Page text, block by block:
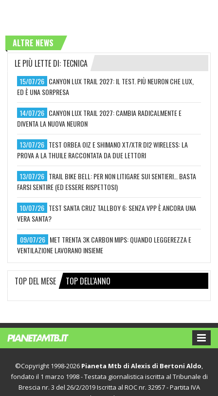
ALTRE NEWS
LE PIÙ LETTE DI: TECNICA
15/07/26 CANYON LUX TRAIL 2027: IL TEST. PIÙ NEURON CHE LUX,
ED È UNA SORPRESA
14/07/26 CANYON LUX TRAIL 2027: CAMBIA RADICALMENTE E
DIVENTA LA NUOVA NEURON
13/07/26 TEST ORBEA OIZ E SHIMANO XT/XTR DI2 WIRELESS: LA
PROVA A LA THUILE RACCONTATA DA DUE LETTORI
13/07/26 TRAIL BIKE BELL: PER NON LITIGARE SUI SENTIERI… BASTA
FARSI SENTIRE (ED ESSERE RISPETTOSI)
10/07/26 TEST SANTA CRUZ TALLBOY 6: SENZA VPP È ANCORA UNA
VERA SANTA?
09/07/26 MET TRENTA 3K CARBON MIPS: QUANDO LEGGEREZZA E
VENTILAZIONE LAVORANO INSIEME
TOP DEL MESE TOP DELL'ANNO
©Copyright 1998-2026 Pianeta Mtb di Alexis di Bertoni Aldo,
fondato il 1 marzo 1998 - Testata giornalistica iscritta al Tribunale di
Brescia nr. 3 del 26/2/2019 Iscritta al ROC nr. 32957 - Partita IVA